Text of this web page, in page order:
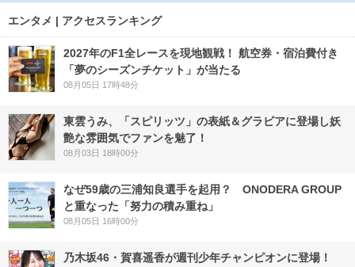
エンタメ | アクセスランキング
2027年のF1全レースを現地観戦！ 航空券・宿泊費付き
「夢のシーズンチケット」が当たる
08月05日 17時48分
東雲うみ、「スピリッツ」の表紙＆グラビアに登場し妖
艶な雰囲気でファンを魅了！
08月03日 18時00分
なぜ59歳の三浦知良選手を起用？ ONODERA GROUP
と重なった「努力の積み重ね」
08月05日 16時00分
乃木坂46・賀喜遥香が週刊少年チャンピオンに登場！